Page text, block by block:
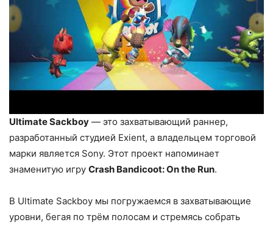
Ultimate Sackboy — это захватывающий раннер,
разработанный студией Exient, а владельцем торговой
марки является Sony. Этот проект напоминает
знаменитую игру Crash Bandicoot: On the Run.
В Ultimate Sackboy мы погружаемся в захватывающие
уровни, бегая по трём полосам и стремясь собрать